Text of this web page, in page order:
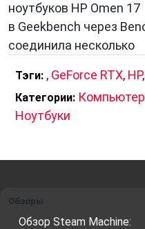
ноутбуков HP Omen 17
в Geekbench через
соединила несколько
Тэги: , GeForce RTX, HP,
Категории:
Ноутбуки
Обзоры
Обзор Steam Machine: